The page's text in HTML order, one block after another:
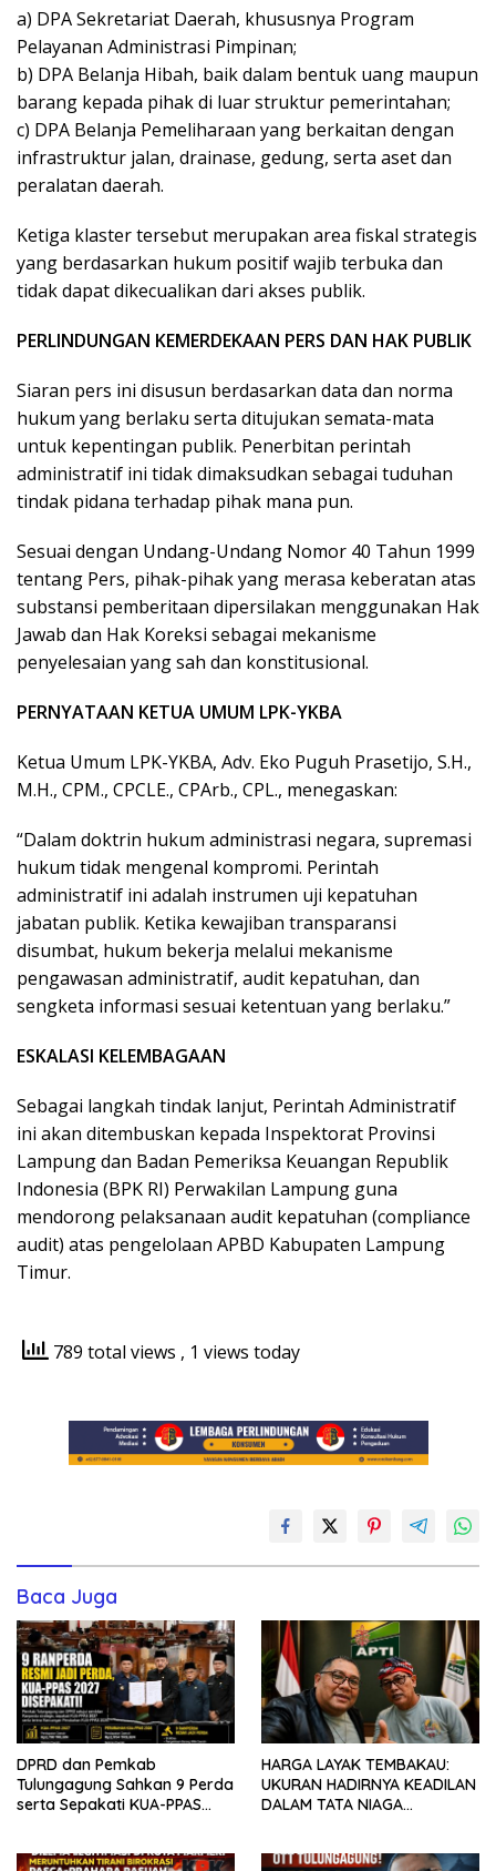
a) DPA Sekretariat Daerah, khususnya Program
Pelayanan Administrasi Pimpinan;
b) DPA Belanja Hibah, baik dalam bentuk uang maupun
barang kepada pihak di luar struktur pemerintahan;
c) DPA Belanja Pemeliharaan yang berkaitan dengan
infrastruktur jalan, drainase, gedung, serta aset dan
peralatan daerah.
Ketiga klaster tersebut merupakan area fiskal strategis
yang berdasarkan hukum positif wajib terbuka dan
tidak dapat dikecualikan dari akses publik.
PERLINDUNGAN KEMERDEKAAN PERS DAN HAK PUBLIK
Siaran pers ini disusun berdasarkan data dan norma
hukum yang berlaku serta ditujukan semata-mata
untuk kepentingan publik. Penerbitan perintah
administratif ini tidak dimaksudkan sebagai tuduhan
tindak pidana terhadap pihak mana pun.
Sesuai dengan Undang-Undang Nomor 40 Tahun 1999
tentang Pers, pihak-pihak yang merasa keberatan atas
substansi pemberitaan dipersilakan menggunakan Hak
Jawab dan Hak Koreksi sebagai mekanisme
penyelesaian yang sah dan konstitusional.
PERNYATAAN KETUA UMUM LPK-YKBA
Ketua Umum LPK-YKBA, Adv. Eko Puguh Prasetijo, S.H.,
M.H., CPM., CPCLE., CPArb., CPL., menegaskan:
“Dalam doktrin hukum administrasi negara, supremasi
hukum tidak mengenal kompromi. Perintah
administratif ini adalah instrumen uji kepatuhan
jabatan publik. Ketika kewajiban transparansi
disumbat, hukum bekerja melalui mekanisme
pengawasan administratif, audit kepatuhan, dan
sengketa informasi sesuai ketentuan yang berlaku.”
ESKALASI KELEMBAGAAN
Sebagai langkah tindak lanjut, Perintah Administratif
ini akan ditembuskan kepada Inspektorat Provinsi
Lampung dan Badan Pemeriksa Keuangan Republik
Indonesia (BPK RI) Perwakilan Lampung guna
mendorong pelaksanaan audit kepatuhan (compliance
audit) atas pengelolaan APBD Kabupaten Lampung
Timur.
789 total views , 1 views today
Baca Juga
DPRD dan Pemkab
Tulungagung Sahkan 9 Perda
serta Sepakati KUA-PPAS
HARGA LAYAK TEMBAKAU:
UKURAN HADIRNYA KEADILAN
DALAM TATA NIAGA